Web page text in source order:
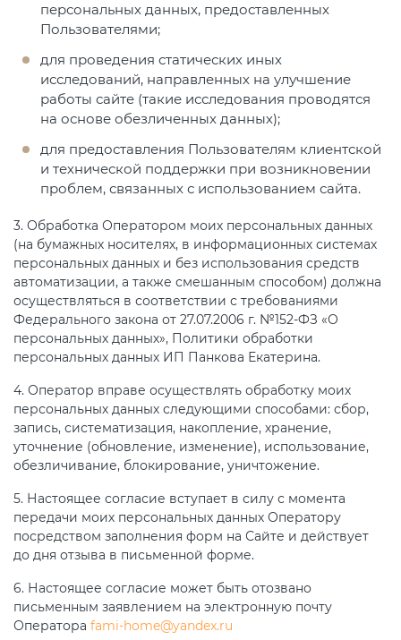
персональных данных, предоставленных
Пользователями;
для проведения статических иных
исследований, направленных на улучшение
работы сайте (такие исследования проводятся
на основе обезличенных данных);
для предоставления Пользователям клиентской
и технической поддержки при возникновении
проблем, связанных с использованием сайта.
3. Обработка Оператором моих персональных данных
(на бумажных носителях, в информационных системах
персональных данных и без использования средств
автоматизации, а также смешанным способом) должна
осуществляться в соответствии с требованиями
Федерального закона от 27.07.2006 г. №152-ФЗ «О
персональных данных», Политики обработки
персональных данных ИП Панкова Екатерина.
4. Оператор вправе осуществлять обработку моих
персональных данных следующими способами: сбор,
запись, систематизация, накопление, хранение,
уточнение (обновление, изменение), использование,
обезличивание, блокирование, уничтожение.
5. Настоящее согласие вступает в силу с момента
передачи моих персональных данных Оператору
посредством заполнения форм на Сайте и действует
до дня отзыва в письменной форме.
6. Настоящее согласие может быть отозвано
письменным заявлением на электронную почту
Оператора fami-home@yandex.ru